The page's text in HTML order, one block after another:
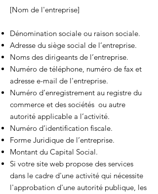
[Nom de l'entreprise]
Dénomination sociale ou raison sociale.
Adresse du siège social de l’entreprise.
Noms des dirigeants de l’entreprise.
Numéro de téléphone, numéro de fax et
adresse e-mail de l'entreprise.
Numéro d’enregistrement au registre du
commerce et des sociétés ou autre
autorité applicable a l’activité.
Numéro d’identification fiscale.
Forme Juridique de l’entreprise.
Montant du Capital Social.
Si votre site web propose des services
dans le cadre d'une activité qui nécessite
l'approbation d'une autorité publique, les